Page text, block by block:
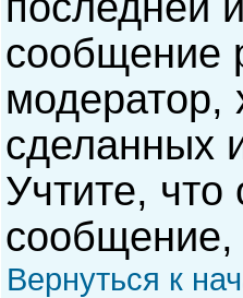
сообщение
модератор,
сделанных
Учтите,
сообщение,
Вернуться к